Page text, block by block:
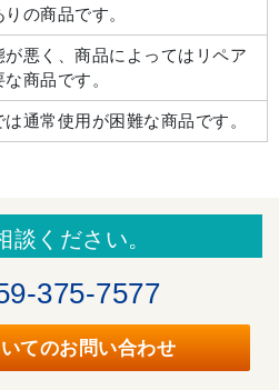
の商品です。
が悪く、商品によってはリペア
商品です。
通常使用が困難な商品です。
ください。
375-7577
てのお問い合わせ